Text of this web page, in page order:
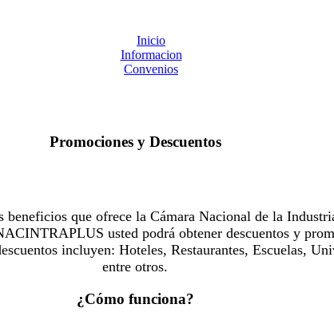
Inicio
Informacion
Convenios
Promociones y Descuentos
que ofrece la Cámara Nacional de la
usted podrá obtener descuentos y
incluyen: Hoteles, Restaurantes, Escuelas,
entre otros.
¿Cómo funciona?